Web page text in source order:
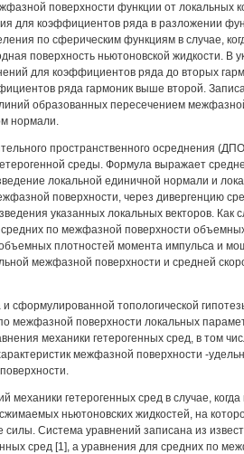
поверхности функции от локальных
для коэффициентов ряда в разложении
по сферическим функциям в случае,
поверхность ньютоновской жидкости. В
для коэффициентов ряда до вторых
ряда гармоник выше второй.
образованных пересечением
нормали.
пространственного осреднения
среды. Формула выражает
локальной единичной нормали и
поверхности, через дивергенцию
указанных локальных векторов. Как
по межфазной поверхности
плотностей момента импульса и
межфазной поверхности и средней
сформулированной топологической
межфазной поверхности локальных
механики гетерогенных сред, в том
межфазной поверхности -
механики гетерогенных сред в случае,
ньютоновских жидкостей, на
силы. Система уравнений записана из
сред [1], а уравнения для средних по